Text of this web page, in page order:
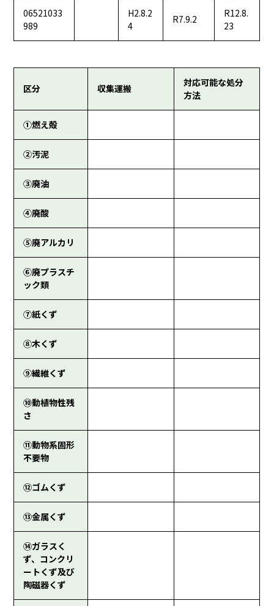
06521033
989
H2.8.2
4
R7.9.2
R12.8.
23
区分 収集運搬
対応可能な処分
方法
①燃え殻
②汚泥
③廃油
④廃酸
⑤廃アルカリ
⑥廃プラスチ
ック類
⑦紙くず
⑧木くず
⑨繊維くず
⑩動植物性残
さ
⑪動物系固形
不要物
⑫ゴムくず
⑬金属くず
⑭ガラスく
ず、コンクリ
ートくず及び
陶磁器くず